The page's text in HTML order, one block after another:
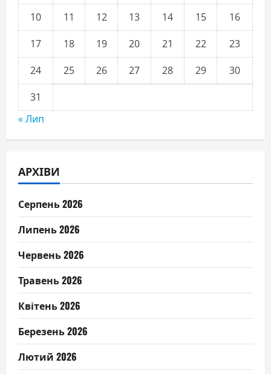
10
11 12 13 14 15
16
17
18 19 20 21 22
23
24
25 26 27 28 29
30
31
« Лип
АРХІВИ
Серпень 2026
Липень 2026
Червень 2026
Травень 2026
Квітень 2026
Березень 2026
Лютий 2026